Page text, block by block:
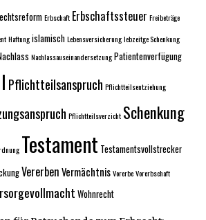
Erbschaft Erbschaftssteuer Freibeträge
HaftungislamischLebensversicherunglebzeitge Schenkung
NachlassauseinandersetzungPatientenverfügung
Pflichtteilsanspruch Pflichtteilsentziehung
Pflichtteilsverzicht Schenkung
Testament Testamentsvollstrecker
VererbenVermächtnisVorerbeVorerbschaft
Wohnrecht